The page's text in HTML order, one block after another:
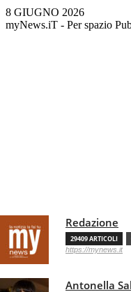
8 GIUGNO 2026
myNews.iT - Per spazio
Redazione
29409 ARTICOLI
https://mynews.it
Antonella